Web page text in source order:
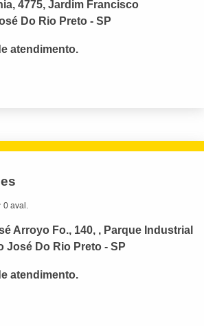
4775, Jardim Francisco
Do Rio Preto - SP
atendimento.
0 aval.
Arroyo Fo., 140, , Parque Industrial
José Do Rio Preto - SP
atendimento.